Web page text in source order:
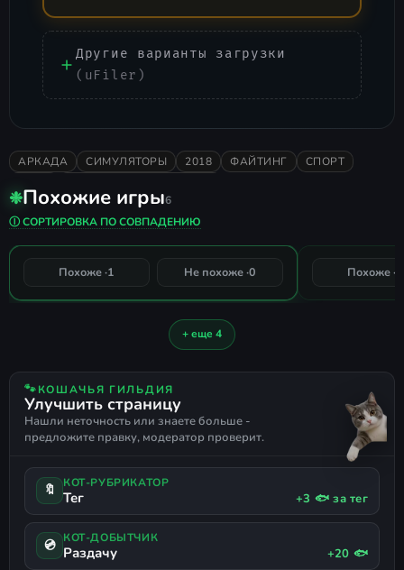
Другие варианты загрузки
(uFiler)
АРКАДА СИМУЛЯТОРЫ 2018 ФАЙТИНГ
СПОРТ
❉Похожие игры6
Ⓘ СОРТИРОВКА ПО СОВПАДЕНИЮ
100%
СОВПАДЕНИЕ
WWE 2K20
Похоже ·1 Не похоже ·0 Похоже ·
+ еще 4
🐾КОШАЧЬЯ ГИЛЬДИЯ
Улучшить страницу
Нашли неточность или знаете больше -
предложите правку, модератор проверит.
🔖 КОТ-РУБРИКАТОР
Тег +3 🐟 за тег
💿 КОТ-ДОБЫТЧИК
Раздачу +20 🐟